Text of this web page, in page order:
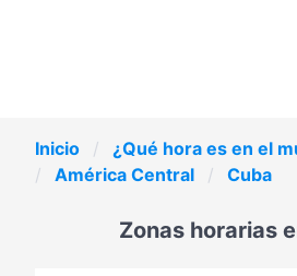
Inicio
¿Qué hora es en el
América Central
Cuba
Zonas horarias